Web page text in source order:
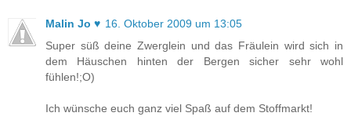
Malin Jo ♥ 16. Oktober 2009 um 13:05
Super süß deine Zwerglein und das Fräulein wird sich in
dem Häuschen hinten der Bergen sicher sehr wohl
fühlen!;O)
Ich wünsche euch ganz viel Spaß auf dem Stoffmarkt!